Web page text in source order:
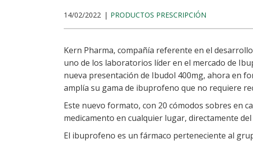
14/02/2022 PRODUCTOS PRESCRIPCIÓN
Kern Pharma, compañía referente en el
uno de los laboratorios líder en el mercado de
nueva presentación de Ibudol 400mg, ahora en
amplía su gama de ibuprofeno que no requiere
Este nuevo formato, con 20 cómodos sobres en
medicamento en cualquier lugar, directamente
El ibuprofeno es un fármaco perteneciente al